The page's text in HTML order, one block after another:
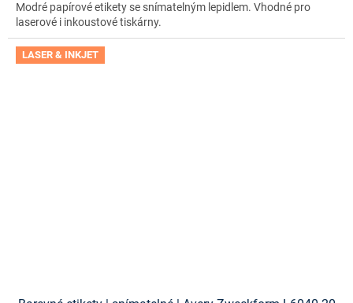
Modré papírové etikety se snímatelným lepidlem. Vhodné pro
laserové i inkoustové tiskárny.
LASER & INKJET